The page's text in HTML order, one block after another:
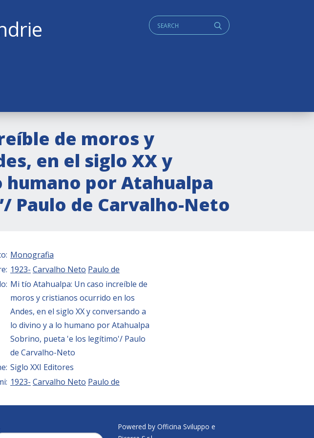
q
Cerca:
de moros y
en el siglo XX y
por Atahualpa
Paulo de Carvalho-Neto
Monografia
1923- Carvalho Neto Paulo de
Mi tío Atahualpa: Un caso increíble de
moros y cristianos ocurrido en los
Andes, en el siglo XX y conversando a
lo divino y a lo humano por Atahualpa
Sobrino, pueta 'e los legítimo'/ Paulo
de Carvalho-Neto
Siglo XXI Editores
1923- Carvalho Neto Paulo de
Powered by Officina Sviluppo e